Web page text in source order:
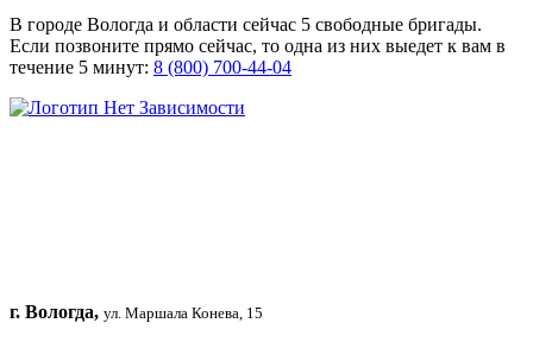
В городе Вологда и области сейчас 5 свободные бригады.
Если позвоните прямо сейчас, то одна из них выедет к вам в
течение 5 минут: 8 (800) 700-44-04
г. Вологда, ул. Маршала Конева, 15